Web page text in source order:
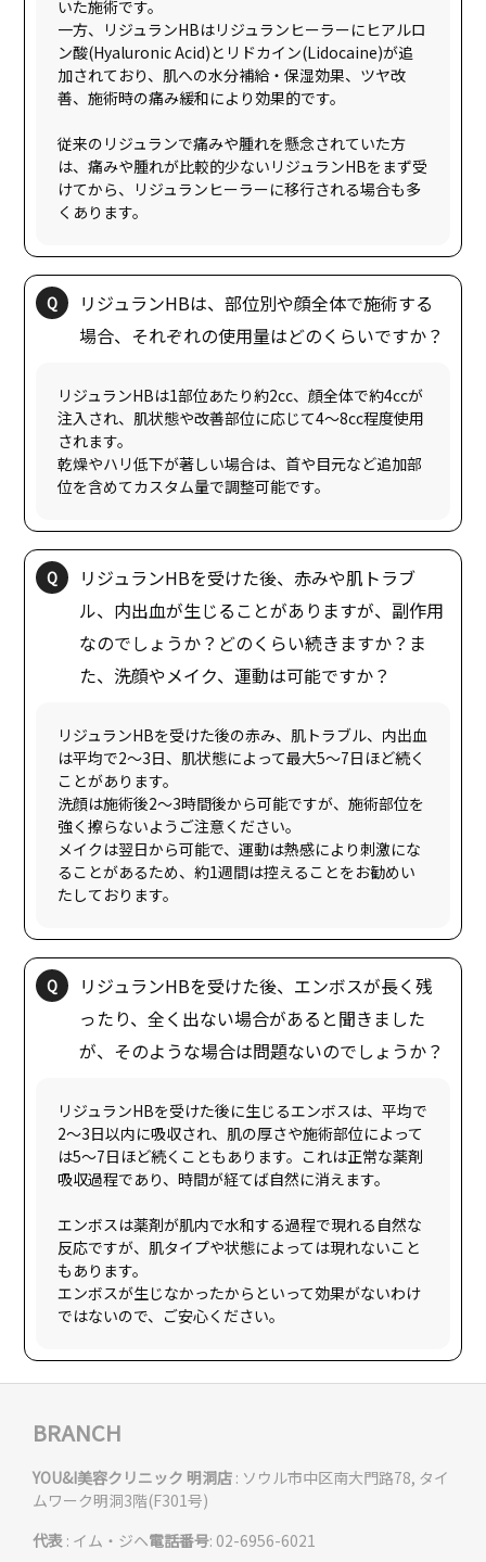
いた施術です。
一方、リジュランHBはリジュランヒーラーにヒアルロ
ン酸(Hyaluronic Acid)とリドカイン(Lidocaine)が追
加されており、肌への水分補給・保湿効果、ツヤ改
善、施術時の痛み緩和により効果的です。
従来のリジュランで痛みや腫れを懸念されていた方
は、痛みや腫れが比較的少ないリジュランHBをまず受
けてから、リジュランヒーラーに移行される場合も多
リジュランHBは、部位別や顔全体で施術する
リジュランHBは1部位あたり約2cc、顔全体で約4ccが
注入され、肌状態や改善部位に応じて4〜8cc程度使用
されます。
乾燥やハリ低下が著しい場合は、首や目元など追加部
リジュランHBを受けた後、赤みや肌トラブ
ル、内出血が生じることがありますが、副作用
なのでしょうか？どのくらい続きますか？ま
リジュランHBを受けた後の赤み、肌トラブル、内出血
は平均で2〜3日、肌状態によって最大5〜7日ほど続く
ことがあります。
洗顔は施術後2〜3時間後から可能ですが、施術部位を
強く擦らないようご注意ください。
メイクは翌日から可能で、運動は熱感により刺激にな
ることがあるため、約1週間は控えることをお勧めい
リジュランHBを受けた後、エンボスが長く残
ったり、全く出ない場合があると聞きました
リジュランHBを受けた後に生じるエンボスは、平均で
2〜3日以内に吸収され、肌の厚さや施術部位によって
は5〜7日ほど続くこともあります。これは正常な薬剤
吸収過程であり、時間が経てば自然に消えます。
エンボスは薬剤が肌内で水和する過程で現れる自然な
反応ですが、肌タイプや状態によっては現れないこと
もあります。
エンボスが生じなかったからといって効果がないわけ
BRANCH
YOU&I美容クリニック 明洞店 : ソウル市中区南大門路78, タイ
ムワーク明洞3階(F301号)
代表 : イム・ジヘ電話番号: 02-6956-6021